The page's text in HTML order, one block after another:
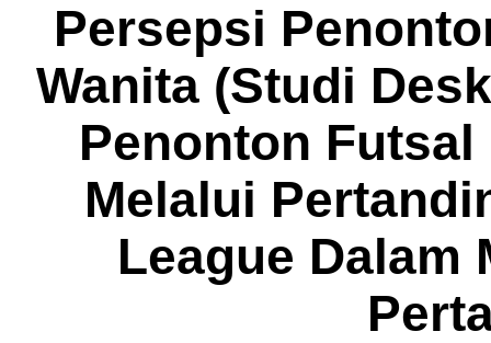
Persepsi
Wanita (Studi
Penonton Futsal
Melalui
League Dalam